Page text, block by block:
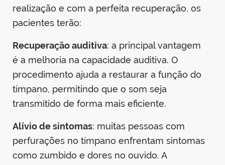
realização e com a perfeita recuperação, os
pacientes terão:
Recuperação auditiva: a principal vantagem
é a melhoria na capacidade auditiva. O
procedimento ajuda a restaurar a função do
tímpano, permitindo que o som seja
transmitido de forma mais eficiente.
Alívio de sintomas: muitas pessoas com
perfurações no tímpano enfrentam sintomas
como zumbido e dores no ouvido. A